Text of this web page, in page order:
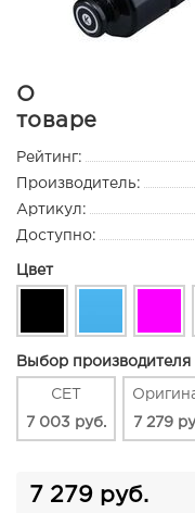
О
товаре
Рейтинг:
Производитель:
Артикул:
Доступно:
Цвет
Выбор производителя
CET
7 003 руб. 7 279
7 279 руб.